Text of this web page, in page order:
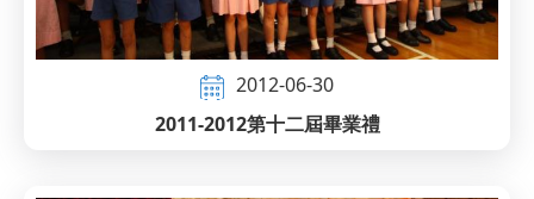
2012-06-30
2011-2012第十二屆畢業禮